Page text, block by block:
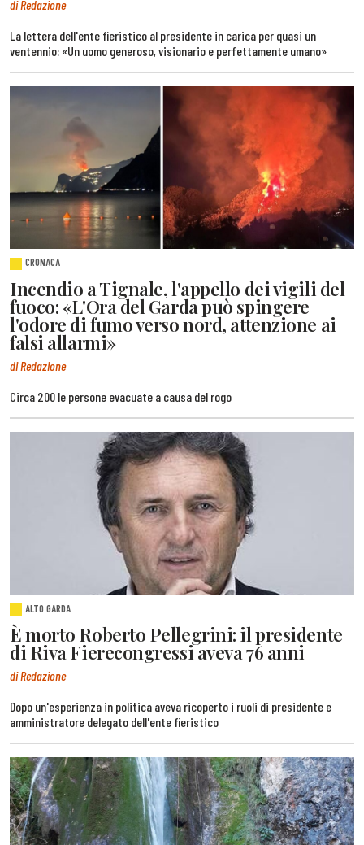
di Redazione
La lettera dell'ente fieristico al presidente in carica per quasi un
ventennio: «Un uomo generoso, visionario e perfettamente umano»
CRONACA
Incendio a Tignale, l'appello dei vigili del
fuoco: «L'Ora del Garda può spingere
l'odore di fumo verso nord, attenzione ai
falsi allarmi»
di Redazione
Circa 200 le persone evacuate a causa del rogo
ALTO GARDA
È morto Roberto Pellegrini: il presidente
di Riva Fierecongressi aveva 76 anni
di Redazione
Dopo un'esperienza in politica aveva ricoperto i ruoli di presidente e
amministratore delegato dell'ente fieristico